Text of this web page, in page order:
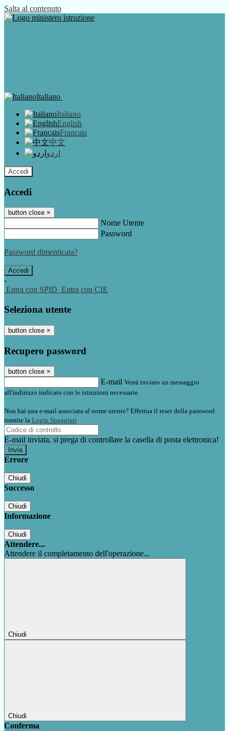
Salta al contenuto
Italiano
Italiano
English
Français
中文
اردو
Accedi
Accedi
button close ×
Nome Utente
Password
Password dimenticata?
-
Entra con SPID Entra con CIE
Seleziona utente
button close ×
Recupero password
button close ×
E-mail Verrà inviato un messaggio
all'indirizzo indicato con le istruzioni necessarie.
Non hai una e-mail associata al nome utente? Effettua il reset della password
tramite la Login Spaggiari
E-mail inviata, si prega di controllare la casella di posta elettronica!
Errore
Chiudi
Successo
Chiudi
Informazione
Chiudi
Attendere...
Attendere il completamento dell'operazione...
Chiudi
Chiudi
Conferma